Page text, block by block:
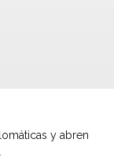
y abren